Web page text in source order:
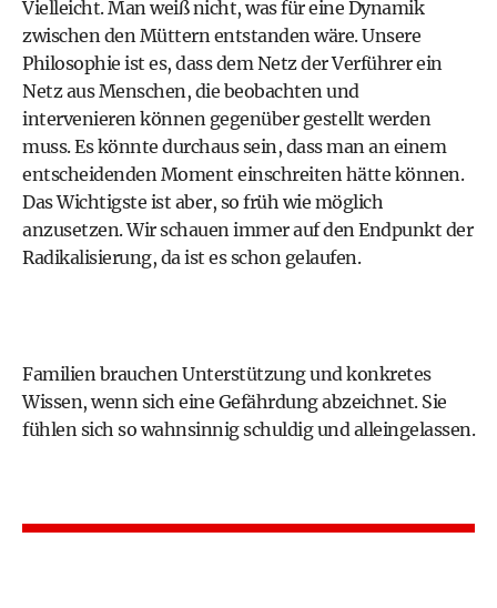
Vielleicht. Man weiß nicht, was für eine Dynamik
zwischen den Müttern entstanden wäre. Unsere
Philosophie ist es, dass dem Netz der Verführer ein
Netz aus Menschen, die beobachten und
intervenieren können gegenüber gestellt werden
muss. Es könnte durchaus sein, dass man an einem
entscheidenden Moment einschreiten hätte können.
Das Wichtigste ist aber, so früh wie möglich
anzusetzen. Wir schauen immer auf den Endpunkt der
Radikalisierung, da ist es schon gelaufen.
Familien brauchen Unterstützung und konkretes
Wissen, wenn sich eine Gefährdung abzeichnet. Sie
fühlen sich so wahnsinnig schuldig und alleingelassen.